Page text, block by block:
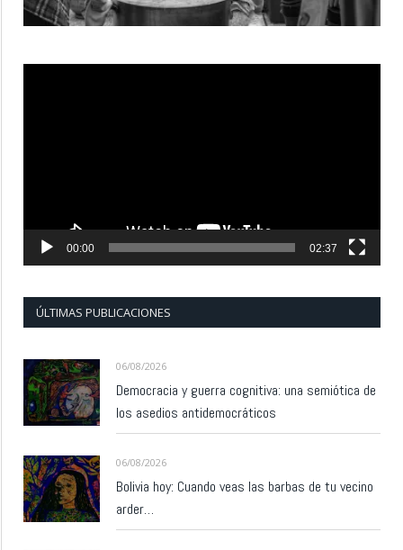
00:00 02:37
ÚLTIMAS PUBLICACIONES
06/08/2026
Democracia y guerra cognitiva: una semiótica de
los asedios antidemocráticos
06/08/2026
Bolivia hoy: Cuando veas las barbas de tu vecino
arder…